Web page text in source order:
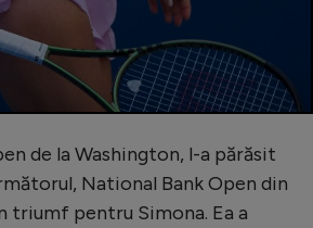
de la Washington, l-a părăsit
National Bank Open din
triumf pentru Simona. Ea a